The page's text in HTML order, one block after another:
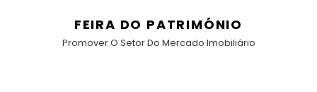
FEIRA DO PATRIMÓNIO
Promover O Setor Do Mercado Imobiliário